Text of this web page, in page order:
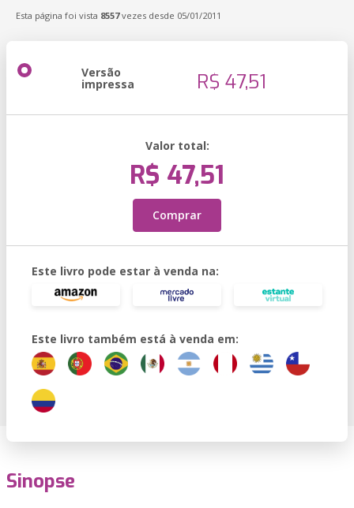
Esta página foi vista 8557vezes desde 05/01/2011
Versão
impressa R$ 47,51
Valor total:
R$ 47,51
Comprar
Este livro pode estar à venda na:
Este livro também está à venda em:
Sinopse